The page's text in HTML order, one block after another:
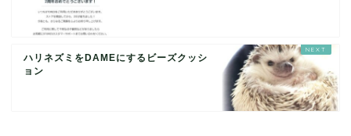
ハリネズミをDAMEにするビーズクッシ
ョン